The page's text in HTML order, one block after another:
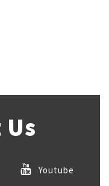
Youtube